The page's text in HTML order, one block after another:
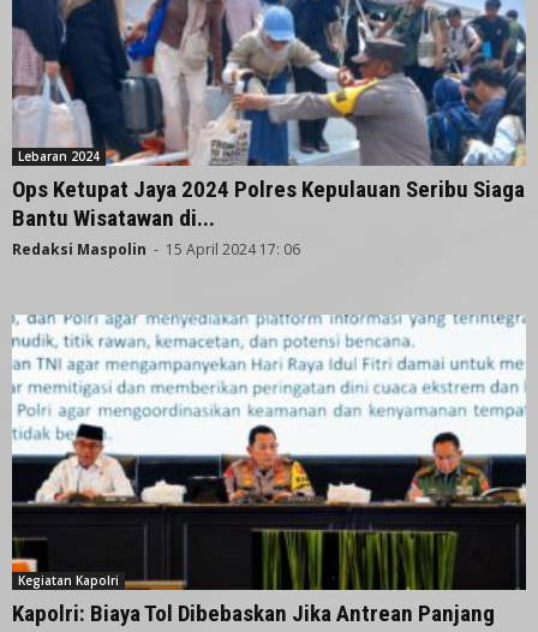
Lebaran 2024
Ops Ketupat Jaya 2024 Polres Kepulauan Seribu Siaga
Bantu Wisatawan di...
Redaksi Maspolin - 15 April 2024 17: 06
Kegiatan Kapolri
Kapolri: Biaya Tol Dibebaskan Jika Antrean Panjang